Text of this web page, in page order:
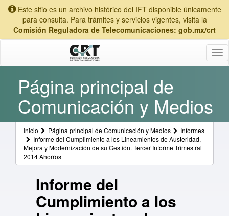
Este sitio es un archivo histórico del IFT disponible únicamente
para consulta. Para trámites y servicios vigentes, visita la
Comisión Reguladora de Telecomunicaciones: gob.mx/crt
Página principal de
Comunicación y Medios
Inicio Página principal de Comunicación y Medios
Informes
Informe del Cumplimiento a los Lineamientos de Austeridad,
Mejora y Modernización de su Gestión. Tercer Informe Trimestral
2014 Ahorros
Informe del
Cumplimiento a los